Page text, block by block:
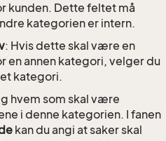
kunden. Dette feltet må
kategorien er intern.
: Hvis dette skal være en
en annen kategori, velger du
kategori.
hvem som skal være
i denne kategorien. I fanen
kan du angi at saker skal